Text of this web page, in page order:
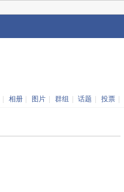
相册 图片 群组 话题 投票